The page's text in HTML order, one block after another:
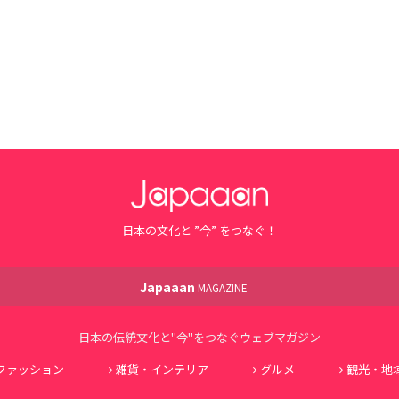
日本の文化と ”今” をつなぐ！
Japaaan MAGAZINE
日本の伝統文化と"今"をつなぐウェブマガジン
ァッション 雑貨・インテリア グルメ 観光・地